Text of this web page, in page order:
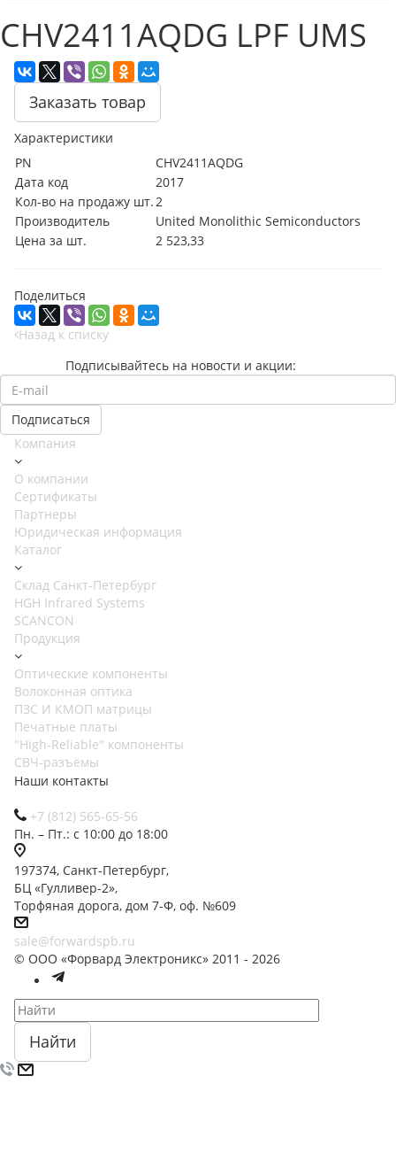
CHV2411AQDG LPF UMS
Заказать товар
Характеристики
PN
CHV2411AQDG
Дата код
2017
Кол-во на продажу шт.2
Производитель
United Monolithic Semiconductors
Цена за шт.
2 523,33
Поделиться
Назад к списку
Подписывайтесь на новости и акции:
Компания
О компании
Сертификаты
Партнеры
Юридическая информация
Каталог
Cклад Санкт-Петербург
HGH Infrared Systems
SCANCON
Продукция
Оптические компоненты
Волоконная оптика
ПЗС И КМОП матрицы
Печатные платы
"High-Reliable" компоненты
СВЧ-разъёмы
Наши контакты
+7 (812) 565-65-56
Пн. – Пт.: с 10:00 до 18:00
197374, Санкт-Петербург,
БЦ «Гулливер-2»,
Торфяная дорога, дом 7-Ф, оф. №609
sale@forwardspb.ru
© ООО «Форвард Электроникс» 2011 - 2026
Найти